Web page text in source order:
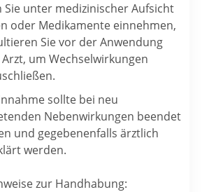
Sie unter medizinischer Aufsicht
oder Medikamente einnehmen,
Sie vor der Anwendung
um Wechselwirkungen
sollte bei neu
Nebenwirkungen beendet
und gegebenenfalls ärztlich
werden.
zur Handhabung: